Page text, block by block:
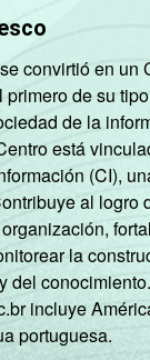
convirtió en un
de su
de la
está
(CI),
al logro
la
del
incluye
portuguesa.